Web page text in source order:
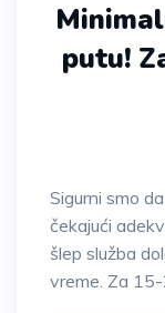
putu!
Sigurni smo
čekajući
šlep služba
vreme. Za